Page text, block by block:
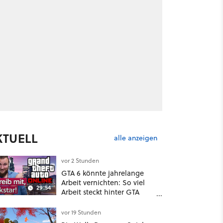
alle anzeigen
29:54
vor 2 Stunden
GTA 6 könnte jahrelange
Arbeit vernichten: So viel
Arbeit steckt hinter GTA
vor 19 Stunden